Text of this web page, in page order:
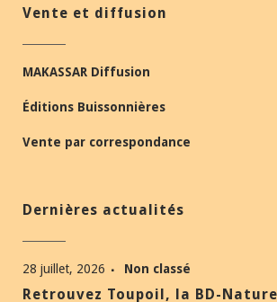
Vente et diffusion
MAKASSAR Diffusion
Éditions Buissonnières
Vente par correspondance
Dernières actualités
28 juillet, 2026 Non classé
Retrouvez Toupoil, la BD-